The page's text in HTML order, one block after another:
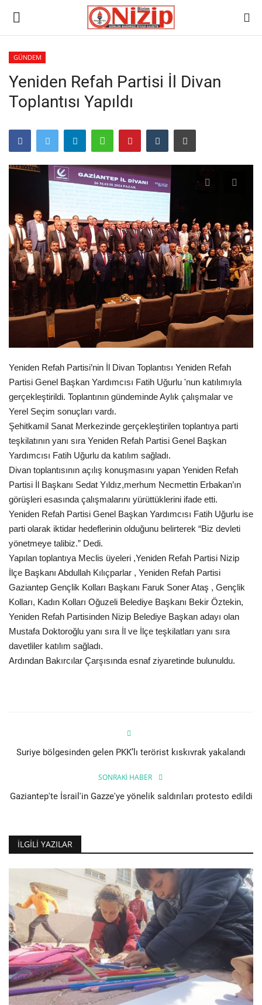
Ana
GÜNDEM
Gazete
Asayiş
Ulusalhaber
Siyaset
Ekonomi
Spor
SAĞLIK
EĞİTİM
Resmiilan
Gaziantep..
GÜNDEM
Yeniden Refah Partisi İl Divan
Toplantısı Yapıldı
Yeniden Refah Partisi’nin İl Divan Toplantısı Yeniden Refah
Partisi Genel Başkan Yardımcısı Fatih Uğurlu 'nun katılımıyla
gerçekleştirildi. Toplantının gündeminde Aylık çalışmalar ve
Yerel Seçim sonuçları vardı.
Şehitkamil Sanat Merkezinde gerçekleştirilen toplantıya parti
teşkilatının yanı sıra Yeniden Refah Partisi Genel Başkan
Yardımcısı Fatih Uğurlu da katılım sağladı.
Divan toplantısının açılış konuşmasını yapan Yeniden Refah
Partisi İl Başkanı Sedat Yıldız,merhum Necmettin Erbakan’ın
görüşleri esasında çalışmalarını yürüttüklerini ifade etti.
Yeniden Refah Partisi Genel Başkan Yardımcısı Fatih Uğurlu ise
parti olarak iktidar hedeflerinin olduğunu belirterek “Biz devleti
yönetmeye talibiz.” Dedi.
Yapılan toplantıya Meclis üyeleri ,Yeniden Refah Partisi Nizip
İlçe Başkanı Abdullah Kılıçparlar , Yeniden Refah Partisi
Gaziantep Gençlik Kolları Başkanı Faruk Soner Ataş , Gençlik
Kolları, Kadın Kolları Oğuzeli Belediye Başkanı Bekir Öztekin,
Yeniden Refah Partisinden Nizip Belediye Başkan adayı olan
Mustafa Doktoroğlu yanı sıra İl ve İlçe teşkilatları yanı sıra
davetliler katılım sağladı.
Ardından Bakırcılar Çarşısında esnaf ziyaretinde bulunuldu.
Suriye bölgesinden gelen PKK’lı terörist kıskıvrak yakalandı
SONRAKI HABER
Gaziantep'te İsrail'in Gazze'ye yönelik saldırıları protesto edildi
İLGILI YAZILAR